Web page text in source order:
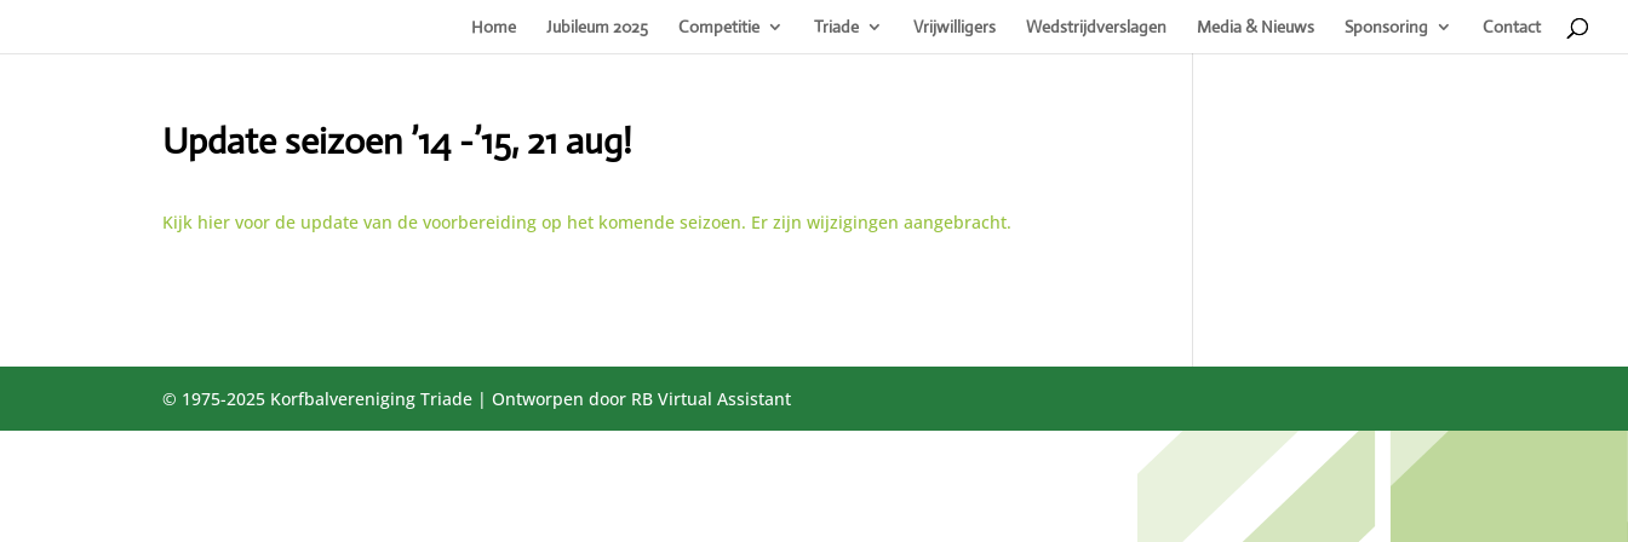
Home Jubileum 2025 Competitie Triade Vrijwilligers Wedstrijdverslagen Media & Nieuws Sponsoring Contact
Update seizoen ’14 -’15, 21 aug!
Kijk hier voor de update van de voorbereiding op het komende seizoen. Er zijn wijzigingen aangebracht.
© 1975-2025 Korfbalvereniging Triade | Ontworpen door RB Virtual Assistant